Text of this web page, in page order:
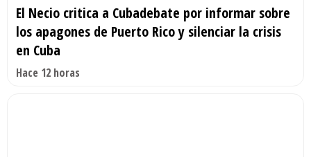
El Necio critica a Cubadebate por informar sobre
los apagones de Puerto Rico y silenciar la crisis
en Cuba
Hace 12 horas